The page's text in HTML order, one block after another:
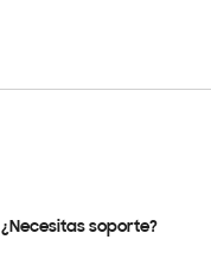
¿Necesitas soporte?